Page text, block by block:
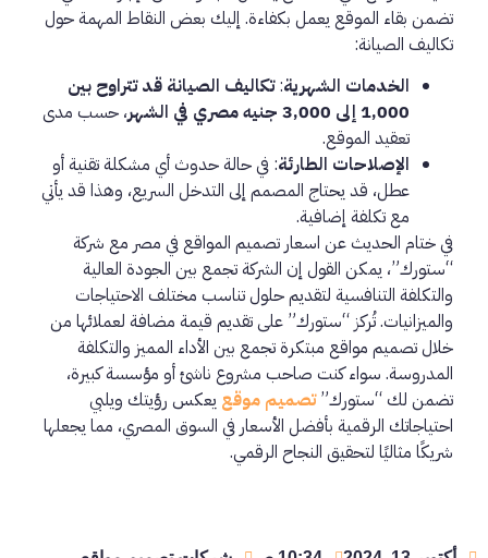
تضمن بقاء الموقع يعمل بكفاءة. إليك بعض النقاط المهمة حول
تكاليف الصيانة:
الخدمات الشهرية:تكاليف الصيانة قد تتراوح بين
1,000 إلى 3,000 جنيه مصري في الشهر
، حسب مدى
تعقيد الموقع.
الإصلاحات الطارئة: في حالة حدوث أي مشكلة تقنية أو
عطل، قد يحتاج المصمم إلى التدخل السريع، وهذا قد يأتي
مع تكلفة إضافية.
في ختام الحديث عن اسعار تصميم المواقع في مصر مع شركة
“ستورك”، يمكن القول إن الشركة تجمع بين الجودة العالية
والتكلفة التنافسية لتقديم حلول تناسب مختلف الاحتياجات
والميزانيات. تُركز “ستورك” على تقديم قيمة مضافة لعملائها من
خلال تصميم مواقع مبتكرة تجمع بين الأداء المميز والتكلفة
المدروسة. سواء كنت صاحب مشروع ناشئ أو مؤسسة كبيرة،
تضمن لك “ستورك”تصميم موقع يعكس رؤيتك ويلبي
احتياجاتك الرقمية بأفضل الأسعار في السوق المصري، مما يجعلها
شريكًا مثاليًا لتحقيق النجاح الرقمي.